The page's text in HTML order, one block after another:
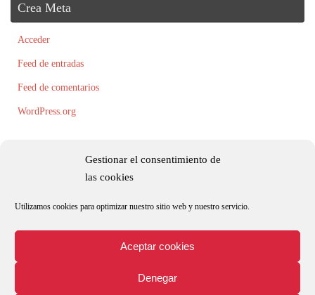
Gestionar el consentimiento de
las cookies
Utilizamos cookies para optimizar nuestro sitio web y nuestro servicio.
Aceptar cookies
Denegar
Crea Meta
Acceder
Feed de entradas
Feed de comentarios
WordPress.org